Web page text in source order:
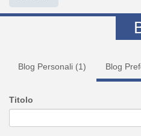
Blog Personali (1) Blog
Titolo